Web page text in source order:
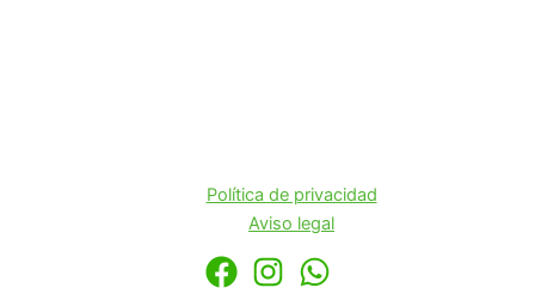
Política de privacidad
Aviso legal